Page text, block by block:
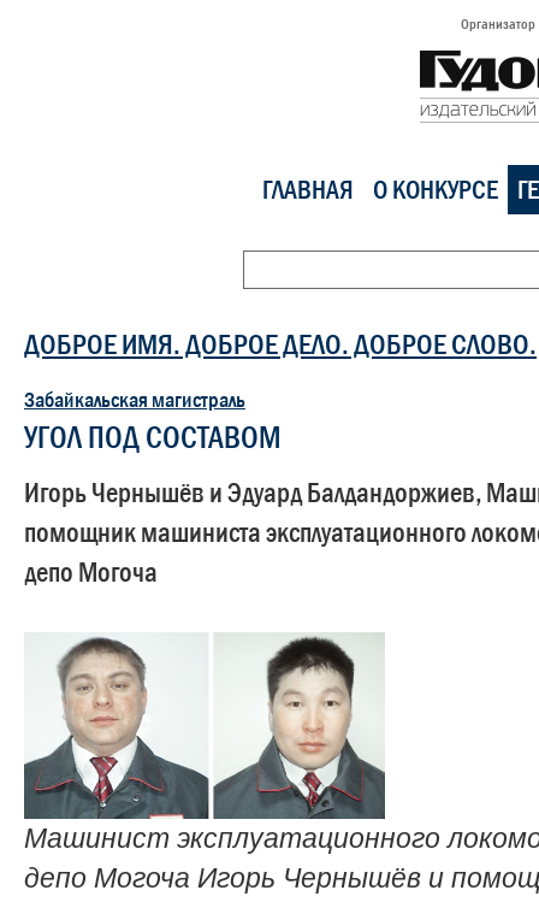
Организатор
ГЛАВНАЯ О КОНКУРСЕ
ДОБРОЕ ИМЯ. ДОБРОЕ ДЕЛО. ДОБРОЕ СЛОВО.
Забайкальская магистраль
УГОЛ ПОД СОСТАВОМ
Игорь Чернышёв и Эдуард Балдандоржиев,
помощник машиниста эксплуатационного
депо Могоча
Машинист эксплуатационного
депо Могоча Игорь Чернышёв и